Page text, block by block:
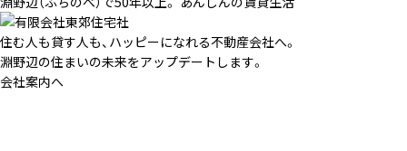
住む人も貸す人も、ハッピーになれる不動産会社へ。
淵野辺の住まいの未来をアップデートします。
会社案内へ